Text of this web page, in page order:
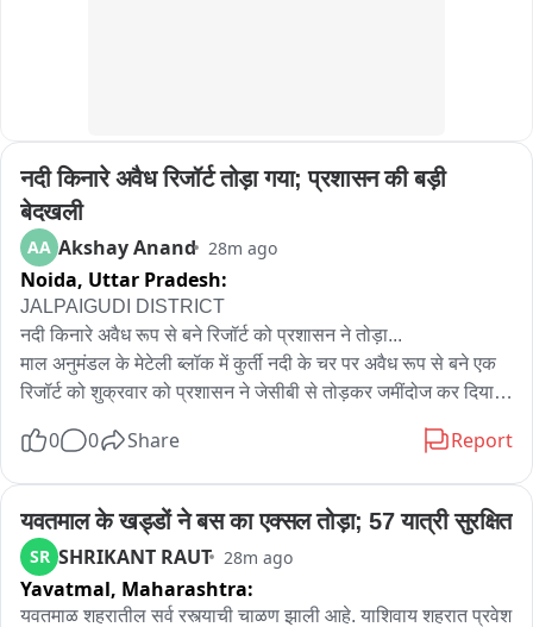
नदी किनारे अवैध रिजॉर्ट तोड़ा गया; प्रशासन की बड़ी
बेदखली
AA Akshay Anand 28m ago
Noida, Uttar Pradesh:
JALPAIGUDI DISTRICT
नदी किनारे अवैध रूप से बने रिजॉर्ट को प्रशासन ने तोड़ा...
माल अनुमंडल के मेटेली ब्लॉक में कुर्ती नदी के चर पर अवैध रूप से बने एक
रिजॉर्ट को शुक्रवार को प्रशासन ने जेसीबी से तोड़कर जमींदोज कर दिया।
नियमों का पालन करते हुए ही यह बेदखली अभियान चलाया गया。
गोवालडांगा इलाके में कुर्ती नदी के किनारे 'ग्रैंड डूअर्स इको रिजॉर्ट' नाम से
वह रिजॉर्ट बनाया गया था। इससे पहले माटियाली ब्लॉक भूमि एवं भूमि सुधार
विभाग और मेटेली थाने की पुलिस रिजॉर्ट में जाकर सरकारी नोटिस और बोर्ड
लगा आई थी। साथ ही अनुमंडल प्रशासन की तरफ से भी रिजॉर्ट प्रबंधन
को 10 जुलाई तक सारा सामान हटाने का निर्देश दिया गया था।
0 0 Share Report
यवतमाल के खड्डों ने बस का एक्सल तोड़ा; 57 यात्री सुरक्षित
SR SHRIKANT RAUT 28m ago
Yavatmal, Maharashtra:
यवतमाळ शहरातील सर्व रस्त्याची चाळण झाली आहे. याशिवाय शहरात प्रवेश